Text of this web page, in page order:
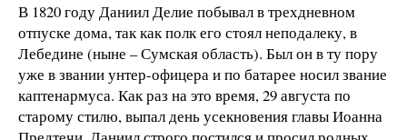
В 1820 году Даниил Делие побывал в трехдневном
отпуске дома, так как полк его стоял неподалеку, в
Лебедине (ныне – Сумская область). Был он в ту пору
уже в звании унтер-офицера и по батарее носил звание
каптенармуса. Как раз на это время, 29 августа по
старому стилю, выпал день усекновения главы Иоанна